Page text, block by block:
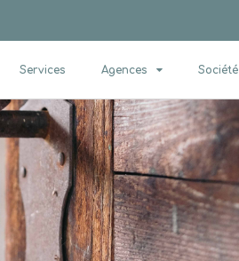
Services Agences Société